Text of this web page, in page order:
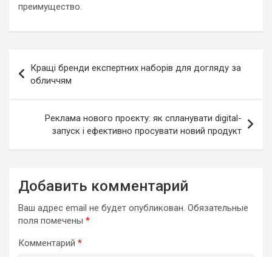
преимущество.
по
записям
Кращі бренди експертних наборів для догляду за
обличчям
Реклама нового проєкту: як спланувати digital-
запуск і ефективно просувати новий продукт
Добавить комментарий
Ваш адрес email не будет опубликован. Обязательные
поля помечены *
Комментарий *